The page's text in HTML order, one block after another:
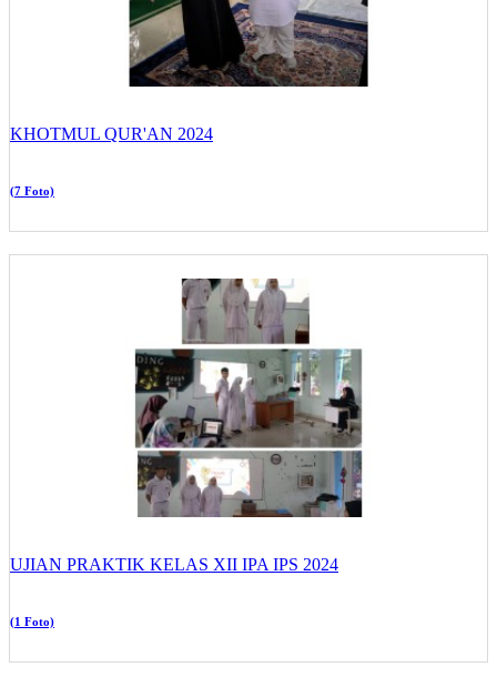
KHOTMUL QUR'AN 2024
(7 Foto)
UJIAN PRAKTIK KELAS XII IPA IPS 2024
(1 Foto)